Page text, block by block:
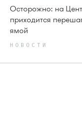
Осторожно: на
приходится
ямой
НОВОСТИ